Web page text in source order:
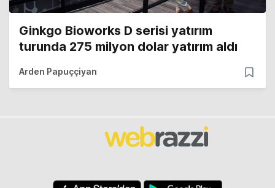
Ginkgo Bioworks D serisi yatırım
turunda 275 milyon dolar yatırım aldı
Arden Papuççiyan